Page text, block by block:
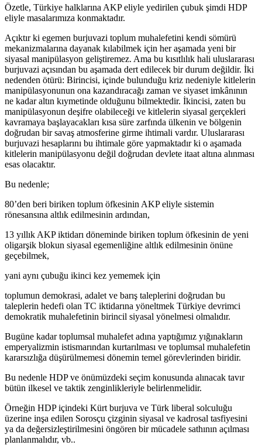
Özetle, Türkiye halklarına AKP eliyle yedirilen çubuk şimdi HDP
eliyle masalarımıza konmaktadır.
Açıktır ki egemen burjuvazi toplum muhalefetini kendi sömürü
mekanizmalarına dayanak kılabilmek için her aşamada yeni bir
siyasal manipülasyon geliştiremez. Ama bu kısıtlılık hali uluslararası
burjuvazi açısından bu aşamada dert edilecek bir durum değildir. İki
nedenden ötürü: Birincisi, içinde bulunduğu kriz nedeniyle kitlelerin
manipülasyonunun ona kazandıracağı zaman ve siyaset imkânının
ne kadar altın kıymetinde olduğunu bilmektedir. İkincisi, zaten bu
manipülasyonun deşifre olabileceği ve kitlelerin siyasal gerçekleri
kavramaya başlayacakları kısa süre zarfında ülkenin ve bölgenin
doğrudan bir savaş atmosferine girme ihtimali vardır. Uluslararası
burjuvazi hesaplarını bu ihtimale göre yapmaktadır ki o aşamada
kitlelerin manipülasyonu değil doğrudan devlete itaat altına alınması
esas olacaktır.
Bu nedenle;
80’den beri biriken toplum öfkesinin AKP eliyle sistemin
rönesansına altlık edilmesinin ardından,
13 yıllık AKP iktidarı döneminde biriken toplum öfkesinin de yeni
oligarşik blokun siyasal egemenliğine altlık edilmesinin önüne
geçebilmek,
yani aynı çubuğu ikinci kez yememek için
toplumun demokrasi, adalet ve barış taleplerini doğrudan bu
taleplerin hedefi olan TC iktidarına yöneltmek Türkiye devrimci
demokratik muhalefetinin birincil siyasal yönelmesi olmalıdır.
Bugüne kadar toplumsal muhalefet adına yaptığımız yığınakların
emperyalizmin istismarından kurtarılması ve toplumsal muhalefetin
kararsızlığa düşürülmemesi dönemin temel görevlerinden biridir.
Bu nedenle HDP ve önümüzdeki seçim konusunda alınacak tavır
bütün ilkesel ve taktik zenginlikleriyle belirlenmelidir.
Örneğin HDP içindeki Kürt burjuva ve Türk liberal solculuğu
üzerine inşa edilen Sorosçu çizginin siyasal ve kadrosal tasfiyesini
ya da değersizleştirilmesini öngören bir mücadele sathının açılması
planlanmalıdır, vb..